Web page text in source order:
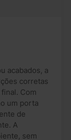
acabados, a
corretas
Com
um porta
de
A
sem